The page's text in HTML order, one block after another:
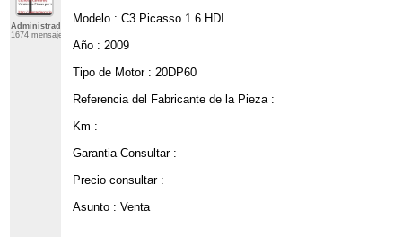
Administrador
1674 mensajes
Modelo : C3 Picasso 1.6 HDI
Año : 2009
Tipo de Motor : 20DP60
Referencia del Fabricante de la Pieza :
Km :
Garantia Consultar :
Precio consultar :
Asunto : Venta